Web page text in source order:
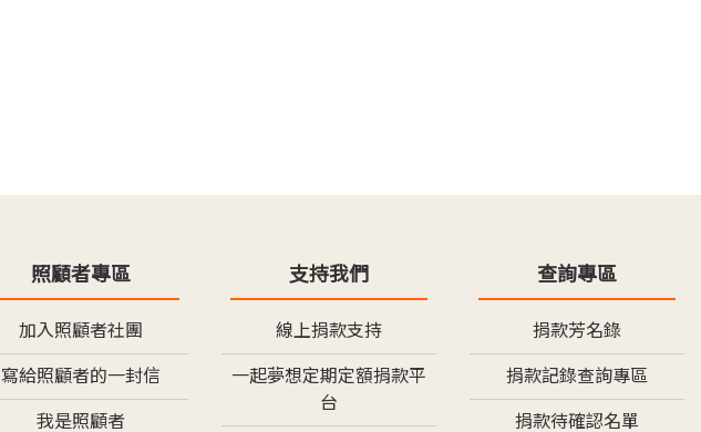
照顧者專區
加入照顧者社團
寫給照顧者的一封信
我是照顧者
支持我們
線上捐款支持
一起夢想定期定額捐款平
台
查詢專區
捐款芳名錄
捐款記錄查詢專區
捐款待確認名單